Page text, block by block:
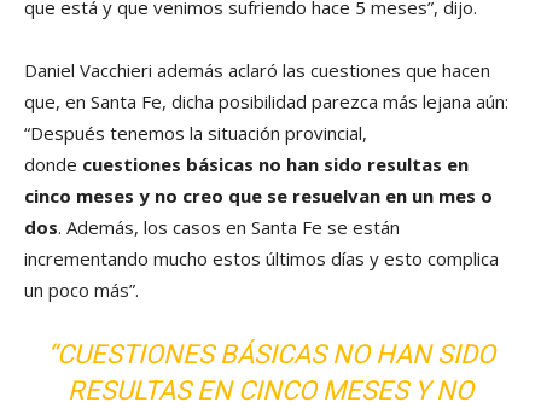
que está y que venimos sufriendo hace 5 meses”, dijo.
Daniel Vacchieri además aclaró las cuestiones que hacen
que, en Santa Fe, dicha posibilidad parezca más lejana aún:
“Después tenemos la situación provincial,
donde cuestiones básicas no han sido resultas en
cinco meses y no creo que se resuelvan en un mes o
dos. Además, los casos en Santa Fe se están
incrementando mucho estos últimos días y esto complica
un poco más”.
“CUESTIONES BÁSICAS NO HAN SIDO
RESULTAS EN CINCO MESES Y NO